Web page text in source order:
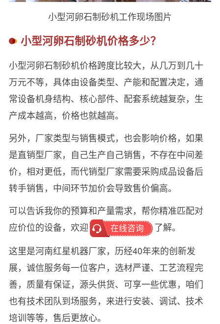
小型河卵石制砂机工作现场图片
小型河卵石制砂机价格多少？
‌小型河卵石制砂机价格跨度比较大，从‌几万到几十
万元‌不等，具体由设备类型、产能和配置决定‌，通
常设备机身结构、核心部件、配套系统越复杂，生
产成本越高，价格也就越高。
另外，厂家类型与销售模式，也会影响价格，如果
是‌直销型厂家‌，自己生产自己销售，不存在中间差
价，相对更低，而代销型厂家需要采购成品设备后
转手销售，中间环节加价会导致售价偏高。
可以告诉我你的预算和产量需求，帮你精准匹配对
应价位的设备，欢迎
在线咨询
了解。
这里是河南红星机器厂家，历经40年来的创新发
展，诚信服务每一位客户，选材严谨、工艺流程完
善，质量有保证，源头供货、可享一些优惠，咱们
也有技术团队到场服务，来进行安装、调试、技术
培训等等，售后更放心。